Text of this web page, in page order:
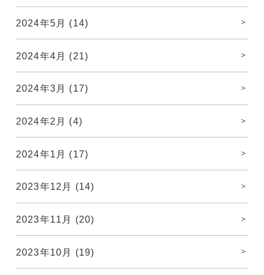
2024年5月 (14)
2024年4月 (21)
2024年3月 (17)
2024年2月 (4)
2024年1月 (17)
2023年12月 (14)
2023年11月 (20)
2023年10月 (19)